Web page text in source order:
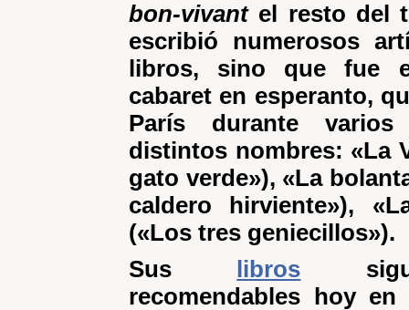
bon-vivant el resto del
escribió numerosos
libros, sino que fue
cabaret en esperanto,
París durante
distintos nombres: «La
gato verde»), «La
caldero hirviente»),
(«Los tres geniecillos»).
Sus
libros
recomendables hoy